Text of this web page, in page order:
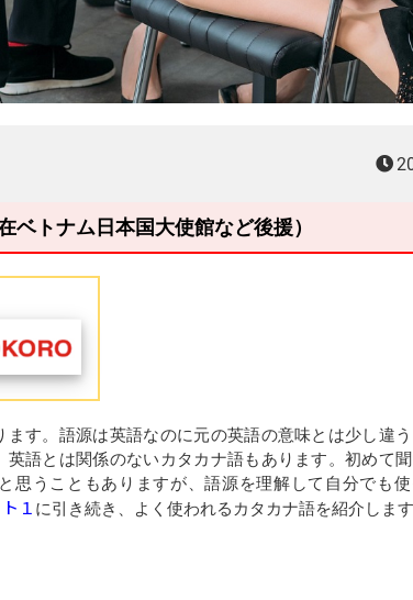
ベトナム日本国大使館など後援）
す。語源は英語なのに元の英語の意味とは少し違
語とは関係のないカタカナ語もあります。初めて
思うこともありますが、語源を理解して自分でも使
１ に引き続き、よく使われるカタカナ語を紹介します